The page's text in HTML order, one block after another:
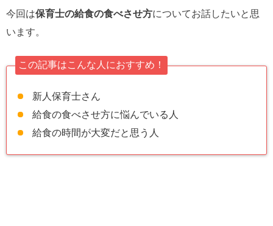
今回は保育士の給食の食べさせ方についてお話したいと思
います。
この記事はこんな人におすすめ！
新人保育士さん
給食の食べさせ方に悩んでいる人
給食の時間が大変だと思う人